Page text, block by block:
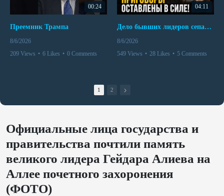
00:24
Преемник Трампа
8/6/2026
209 Views • 6 Likes • 0 Comments
04:11
Дело бывших лидеров сепаратистского режима в Карабахе
8/6/2026
549 Views • 28 Likes • 5 Comments
1 2
Официальные лица государства и
правительства почтили память
великого лидера Гейдара Алиева на
Аллее почетного захоронения
(ФОТО)